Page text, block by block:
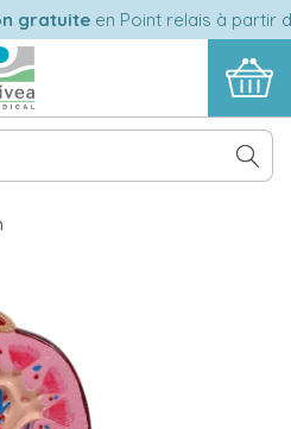
gratuiteen Point relais à partir